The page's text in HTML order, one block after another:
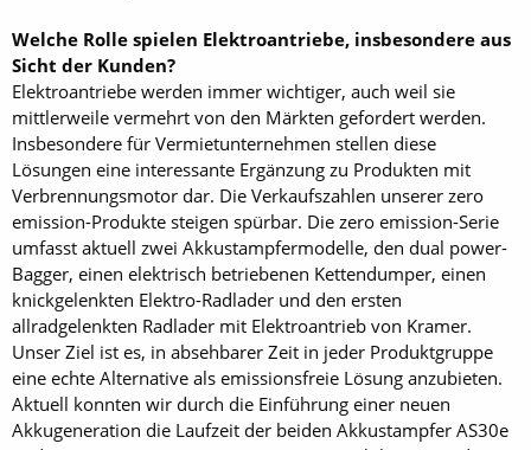
Welche Rolle spielen Elektroantriebe, insbesondere aus
Sicht der Kunden?
Elektroantriebe werden immer wichtiger, auch weil sie
mittlerweile vermehrt von den Märkten gefordert werden.
Insbesondere für Vermietunternehmen stellen diese
Lösungen eine interessante Ergänzung zu Produkten mit
Verbrennungsmotor dar. Die Verkaufszahlen unserer zero
emission-Produkte steigen spürbar. Die zero emission-Serie
umfasst aktuell zwei Akkustampfermodelle, den dual power-
Bagger, einen elektrisch betriebenen Kettendumper, einen
knickgelenkten Elektro-Radlader und den ersten
allradgelenkten Radlader mit Elektroantrieb von Kramer.
Unser Ziel ist es, in absehbarer Zeit in jeder Produktgruppe
eine echte Alternative als emissionsfreie Lösung anzubieten.
Aktuell konnten wir durch die Einführung einer neuen
Akkugeneration die Laufzeit der beiden Akkustampfer AS30e